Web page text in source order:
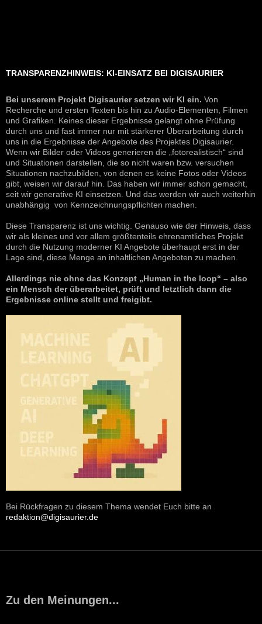
TRANSPARENZHINWEIS: KI-EINSATZ BEI DIGISAURIER
Bei unserem Projekt Digisaurier setzen wir KI ein. Von
Recherche und ersten Texten bis hin zu Audio-Elementen, Filmen
und Grafiken. Keines dieser Ergebnisse gelangt ohne Prüfung
durch uns und fast immer nur mit stärkerer Überarbeitung durch
uns in die Ergebnisse der Angebote des Projektes Digisaurier.
Wenn wir Bilder oder Videos generieren die „fotorealistisch“ sind
und Situationen darstellen, die so nicht waren bzw. versuchen
Situationen nachzubilden, von denen es keine Fotos oder Videos
gibt, weisen wir darauf hin. Das haben wir immer schon gemacht,
seit wir generative KI einsetzen. Und das werden wir auch weiterhin
unabhängig von Kennzeichnungspflichten machen.
Diese Transparenz ist uns wichtig. Genauso wie der Hinweis, dass
wir als kleines und vor allem größtenteils ehrenamtliches Projekt
durch die Nutzung moderner KI Angebote überhaupt erst in der
Lage sind, diese Menge an inhaltlichen Angeboten zu machen.
Allerdings nie ohne das Konzept „Human in the loop“ – also
ein Mensch der überarbeitet, prüft und letztlich dann die
Ergebnisse online stellt und freigibt.
Bei Rückfragen zu diesem Thema wendet Euch bitte an
redaktion@digisaurier.de
Zu den Meinungen...